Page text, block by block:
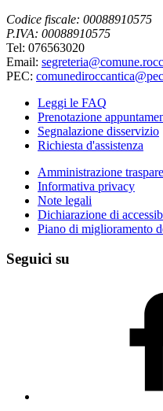
Codice fiscale: 00088910575
P.IVA: 00088910575
Tel: 076563020
Email:
PEC:
Leggi le FAQ
Prenotazione
Segnalazione disservizio
Richiesta d'assistenza
Amministrazione
Informativa privacy
Note legali
Dichiarazione di
Piano di miglioramento
Seguici su